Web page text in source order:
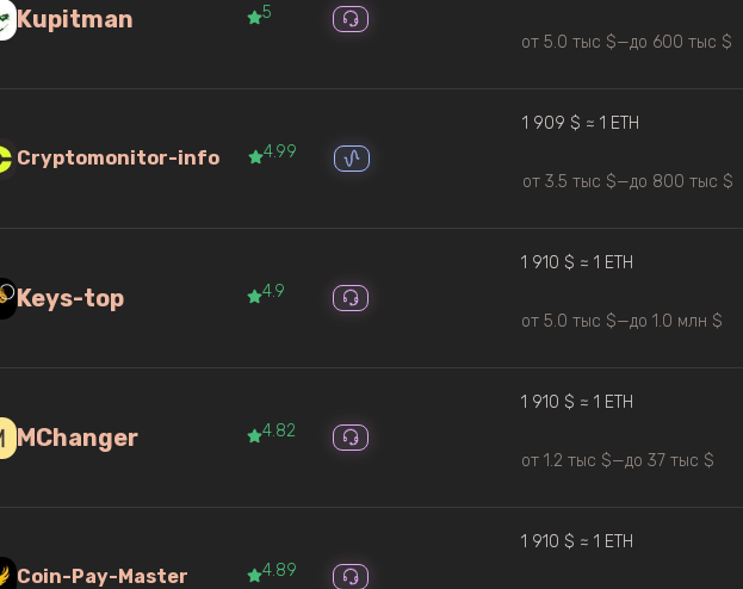
Kupitman 5
от 5.0 тыс $—до 600 тыс $
Cryptomonitor-info 4.99
1 909 $ ≈ 1 ETH
от 3.5 тыс $—до 800 тыс $
Keys-top 4.9
1 910 $ ≈ 1 ETH
от 5.0 тыс $—до 1.0 млн $
MChanger 4.82
1 910 $ ≈ 1 ETH
от 1.2 тыс $—до 37 тыс $
Coin-Pay-Master 4.89
1 910 $ ≈ 1 ETH